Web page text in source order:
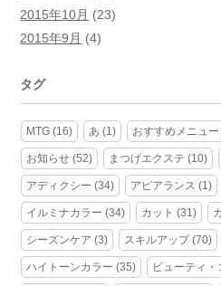
2015年10月 (23)
2015年9月 (4)
タグ
MTG (16) あ (1) おすすめメニュー
お知らせ (52) まつげエクステ (10)
アディクシー (34) アピアランス (1)
イルミナカラー (34) カット (31)
シーズンケア (3) スキルアップ(70)
ハイトーンカラー (35) ビューティ